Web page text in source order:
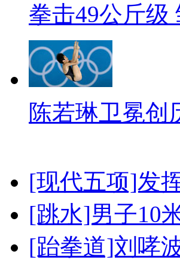
拳击49公斤级
陈若琳卫冕创
[现代五项]发
[跳水]男子10
[跆拳道]刘哮